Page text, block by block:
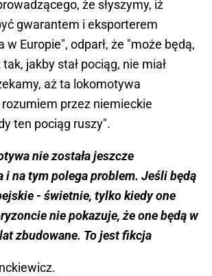
że słyszymy, iż
gwarantem i eksporterem
Europie", odparł, że "może będą,
jakby stał pociąg, nie miał
aż ta lokomotywa
przez niemieckie
ten pociąg ruszy".
nie została jeszcze
i na tym polega problem. Jeśli będą
- świetnie, tylko kiedy one
nie pokazuje, że one będą w
zbudowane. To jest fikcja